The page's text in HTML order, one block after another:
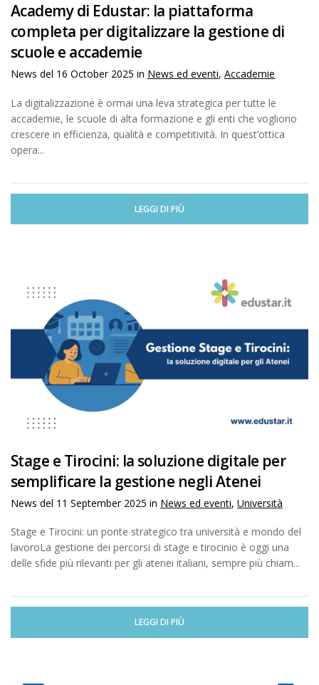
Academy di Edustar: la piattaforma
completa per digitalizzare la gestione di
scuole e accademie
News del 16 October 2025 in News ed eventi, Accademie
La digitalizzazione è ormai una leva strategica per tutte le
accademie, le scuole di alta formazione e gli enti che vogliono
crescere in efficienza, qualità e competitività. In quest’ottica
opera...
LEGGI DI PIÙ
Stage e Tirocini: la soluzione digitale per
semplificare la gestione negli Atenei
News del 11 September 2025 in News ed eventi, Università
Stage e Tirocini: un ponte strategico tra università e mondo del
lavoroLa gestione dei percorsi di stage e tirocinio è oggi una
delle sfide più rilevanti per gli atenei italiani, sempre più chiam...
LEGGI DI PIÙ